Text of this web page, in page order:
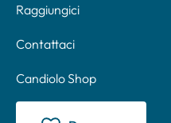
Raggiungici
Contattaci
Candiolo Shop